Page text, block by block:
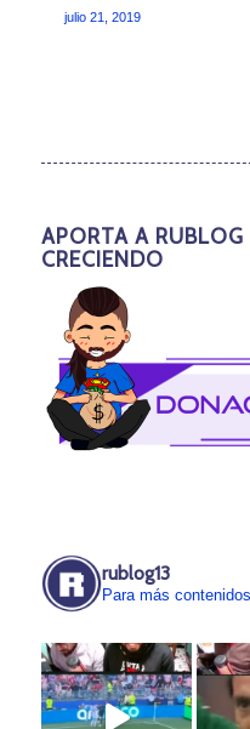
julio 21, 2019
APORTA A RUBLOG
CRECIENDO
rublog13
Para más